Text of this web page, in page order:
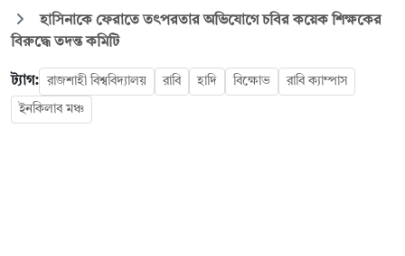
হাসিনাকে ফেরাতে তৎপরতার অভিযোগে চবির কয়েক শিক্ষকের
বিরুদ্ধে তদন্ত কমিটি
ট্যাগ: রাজশাহী বিশ্ববিদ্যালয় রাবি হাদি বিক্ষোভ রাবি ক্যাম্পাস
ইনকিলাব মঞ্চ